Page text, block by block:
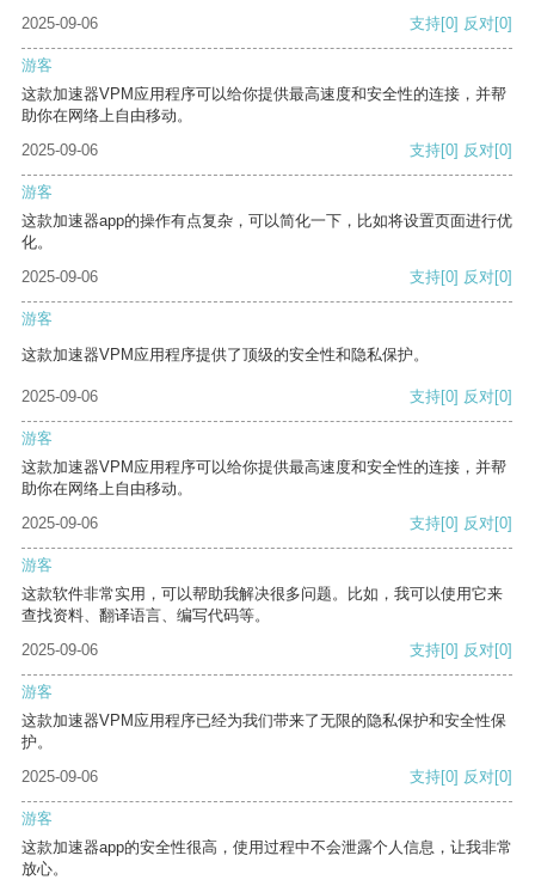
2025-09-06
支持[0] 反对[0]
游客
这款加速器VPM应用程序可以给你提供最高速度和安全性的连接，并帮
助你在网络上自由移动。
2025-09-06
支持[0] 反对[0]
游客
这款加速器app的操作有点复杂，可以简化一下，比如将设置页面进行优
化。
2025-09-06
支持[0] 反对[0]
游客
这款加速器VPM应用程序提供了顶级的安全性和隐私保护。
2025-09-06 支持[0] 反对[0]
游客
这款加速器VPM应用程序可以给你提供最高速度和安全性的连接，并帮
助你在网络上自由移动。
2025-09-06
支持[0] 反对[0]
游客
这款软件非常实用，可以帮助我解决很多问题。比如，我可以使用它来
查找资料、翻译语言、编写代码等。
2025-09-06
支持[0] 反对[0]
游客
这款加速器VPM应用程序已经为我们带来了无限的隐私保护和安全性保
护。
2025-09-06
支持[0] 反对[0]
游客
这款加速器app的安全性很高，使用过程中不会泄露个人信息，让我非常
放心。